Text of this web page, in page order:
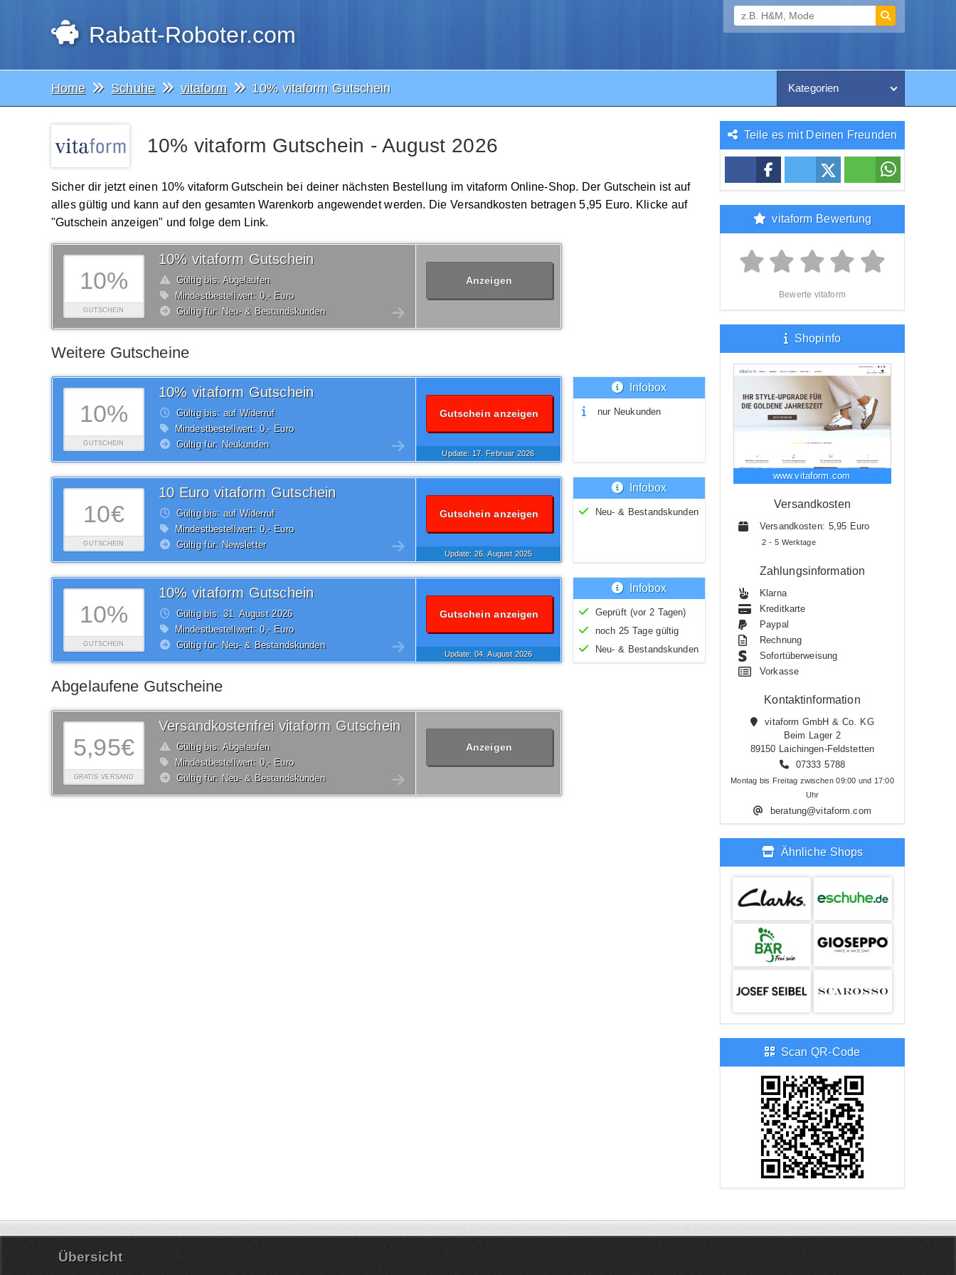
Rabatt-Roboter.com
Home Schuhe vitaform 10% vitaform Gutschein Kategorien
10% vitaform Gutschein - August 2026
Sicher dir jetzt einen 10% vitaform Gutschein bei deiner nächsten Bestellung im vitaform Online-Shop. Der Gutschein ist auf
alles gültig und kann auf den gesamten Warenkorb angewendet werden. Die Versandkosten betragen 5,95 Euro. Klicke auf
"Gutschein anzeigen" und folge dem Link.
10%
GUTSCHEIN
10% vitaform Gutschein
Gültig bis: Abgelaufen
Mindestbestellwert: 0,- Euro
Gültig für: Neu- & Bestandskunden
Anzeigen
Weitere Gutscheine
10%
GUTSCHEIN
10% vitaform Gutschein
Gültig bis: auf Widerruf
Mindestbestellwert: 0,- Euro
Gültig für: Neukunden
Gutschein anzeigen
Update: 17. Februar2026
Infobox
nur Neukunden
10€
GUTSCHEIN
10 Euro vitaform Gutschein
Gültig bis: auf Widerruf
Mindestbestellwert: 0,- Euro
Gültig für: Newsletter
Gutschein anzeigen
Update: 26.August2025
Infobox
Neu- & Bestandskunden
10%
GUTSCHEIN
10% vitaform Gutschein
Gültig bis: 31. August2026
Mindestbestellwert: 0,- Euro
Gültig für: Neu- & Bestandskunden
Gutschein anzeigen
Update: 04.August2026
Infobox
Geprüft (vor 2 Tagen)
noch 25 Tage gültig
Neu- & Bestandskunden
Abgelaufene Gutscheine
5,95€
GRATIS VERSAND
Versandkostenfrei vitaform Gutschein
Gültig bis: Abgelaufen
Mindestbestellwert: 0,- Euro
Gültig für: Neu- & Bestandskunden
Anzeigen
Teile es mit Deinen Freunden
vitaform Bewertung
Bewerte vitaform
Shopinfo
www.vitaform.com
Versandkosten
Versandkosten: 5,95 Euro
2 - 5 Werktage
Zahlungsinformation
Klarna
Kreditkarte
Paypal
Rechnung
Sofortüberweisung
Vorkasse
Kontaktinformation
vitaform GmbH & Co. KG
Beim Lager 2
89150 Laichingen-Feldstetten
07333 5788
Montag bis Freitag zwischen 09:00 und 17:00
Uhr
beratung@vitaform.com
Ähnliche Shops
Scan QR-Code
Übersicht